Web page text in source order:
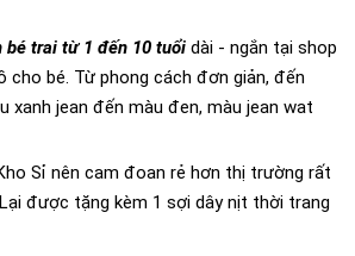
bé trai từ 1 đến 10 tuổi dài - ngắn tại shop
cho bé. Từ phong cách đơn giản, đến
xanh jean đến màu đen, màu jean wat
Sỉ nên cam đoan rẻ hơn thị trường rất
được tặng kèm 1 sợi dây nịt thời trang